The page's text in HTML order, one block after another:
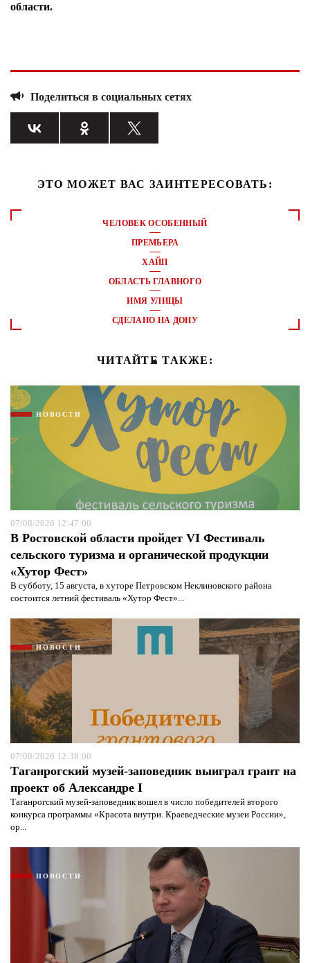
области.
Поделиться в социальных сетях
ЭТО МОЖЕТ ВАС ЗАИНТЕРЕСОВАТЬ:
ЧЕЛОВЕК ОСОБЕННЫЙ
ПРЕМЬЕРА
ХАЙП
ОБЛАСТЬ ГЛАВНОГО
ИМЯ УЛИЦЫ
СДЕЛАНО НА ДОНУ
ЧИТАЙТЕ ТАКЖЕ:
НОВОСТИ
07/08/2026 12:47:00
В Ростовской области пройдет VI Фестиваль
сельского туризма и органической продукции
«Хутор Фест»
В субботу, 15 августа, в хуторе Петровском Неклиновского района
состоится летний фестиваль «Хутор Фест»...
НОВОСТИ
07/08/2026 12:38:00
Таганрогский музей-заповедник выиграл грант на
проект об Александре I
Таганрогский музей-заповедник вошел в число победителей второго
конкурса программы «Красота внутри. Краеведческие музеи России»,
ор...
НОВОСТИ